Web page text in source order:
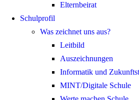
Elternbeirat
Schulprofil
Was zeichnet uns aus?
Leitbild
Auszeichnungen
Informatik und
MINT/Digitale Schule